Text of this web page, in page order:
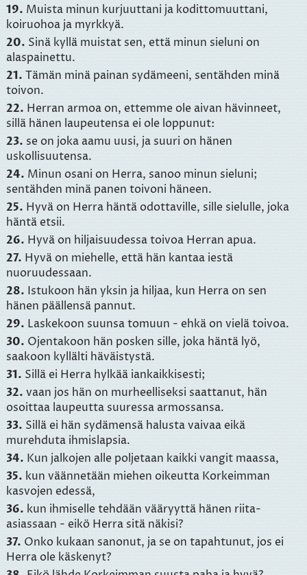
19. Muista minun kurjuuttani ja kodittomuuttani,
koiruohoa ja myrkkyä.
20. Sinä kyllä muistat sen, että minun sieluni on
alaspainettu.
21. Tämän minä painan sydämeeni, sentähden minä
toivon.
22. Herran armoa on, ettemme ole aivan hävinneet,
sillä hänen laupeutensa ei ole loppunut:
23. se on joka aamu uusi, ja suuri on hänen
uskollisuutensa.
24. Minun osani on Herra, sanoo minun sieluni;
sentähden minä panen toivoni häneen.
25. Hyvä on Herra häntä odottaville, sille sielulle, joka
häntä etsii.
26. Hyvä on hiljaisuudessa toivoa Herran apua.
27. Hyvä on miehelle, että hän kantaa iestä
nuoruudessaan.
28. Istukoon hän yksin ja hiljaa, kun Herra on sen
hänen päällensä pannut.
29. Laskekoon suunsa tomuun - ehkä on vielä toivoa.
30. Ojentakoon hän posken sille, joka häntä lyö,
saakoon kyllälti häväistystä.
31. Sillä ei Herra hylkää iankaikkisesti;
32. vaan jos hän on murheelliseksi saattanut, hän
osoittaa laupeutta suuressa armossansa.
33. Sillä ei hän sydämensä halusta vaivaa eikä
murehduta ihmislapsia.
34. Kun jalkojen alle poljetaan kaikki vangit maassa,
35. kun väännetään miehen oikeutta Korkeimman
kasvojen edessä,
36. kun ihmiselle tehdään vääryyttä hänen riita-
asiassaan - eikö Herra sitä näkisi?
37. Onko kukaan sanonut, ja se on tapahtunut, jos ei
Herra ole käskenyt?